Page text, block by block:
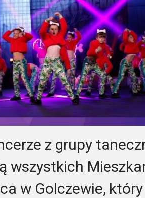
z grupy
wszystkich
w Golczewie,